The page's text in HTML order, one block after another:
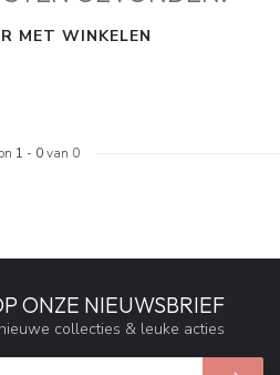
MET WINKELEN
1 - 0van 0
ONZE NIEUWSBRIEF
collecties & leuke acties